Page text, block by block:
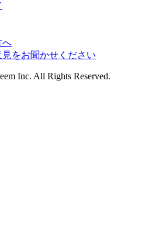
へ
をお聞かせください
Inc. All Rights Reserved.